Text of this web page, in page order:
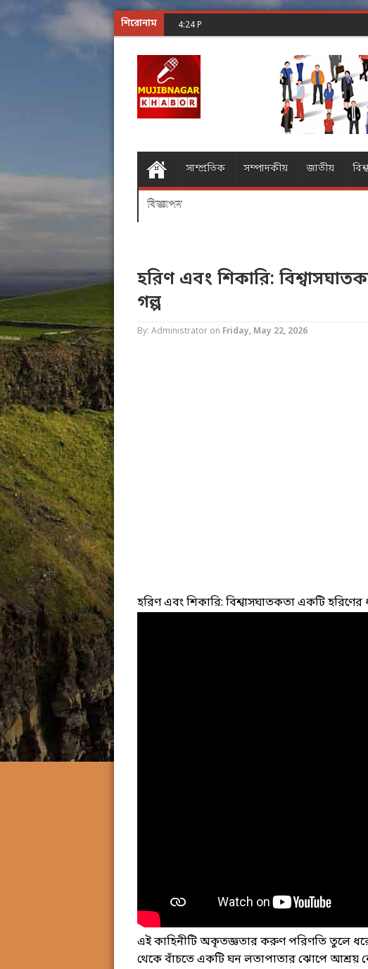
শিরোনাম 4:24 PM
সাম্প্রতিক সম্পাদকীয় জাতীয় বিশ্ব
বিজ্ঞাপন
হরিণ এবং শিকারি:
গল্প
By: Administrator on Friday, May 22, 2026
হরিণ এবং শিকারি: বিশ্বাসঘাতকতা একটি হরিণের
এই কাহিনীটি অকৃতজ্ঞতার করুণ পরিণতি তুলে
থেকে বাঁচতে একটি ঘন লতাপাতার ঝোপে আশ্রয়